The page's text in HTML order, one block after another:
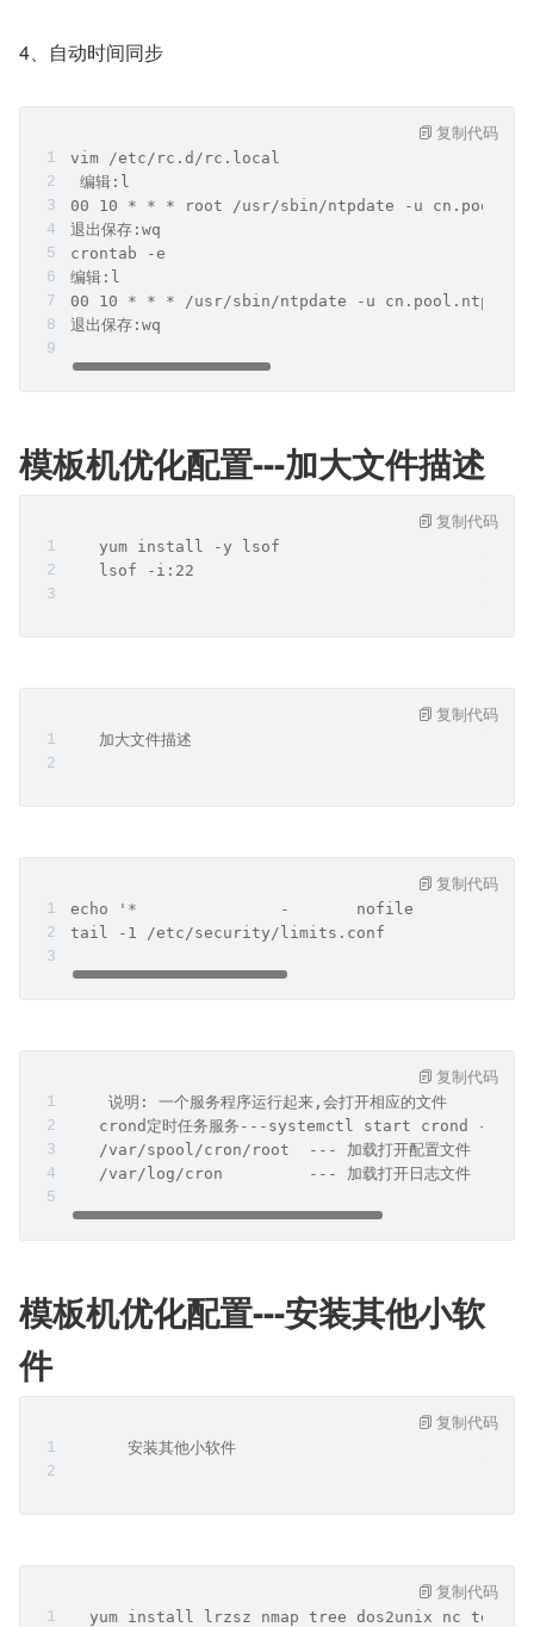
4、自动时间同步
vim /etc/rc.d/rc.local
编辑:l
00 10 * * * root /usr/sbin/ntpdate -u
退出保存:wq
crontab -e
编辑:l
00 10 * * * /usr/sbin/ntpdate -u cn.pool.ntp.org
退出保存:wq
复制代码
模板机优化配置---加大文件描述
   yum install -y lsof
   lsof -i:22
复制代码
   加大文件描述
复制代码
echo '*               -       nofile
tail -1 /etc/security/limits.conf
复制代码
    说明: 一个服务程序运行起来,会打开相应的文件
crond定时任务服务---systemctl start crond --- 打
   /var/spool/cron/root  --- 加载打开配置文件
   /var/log/cron         --- 加载打开日志文件
复制代码
模板机优化配置---安装其他小软
件
      安装其他小软件
复制代码
yum install lrzsz nmap tree dos2unix nc
复制代码